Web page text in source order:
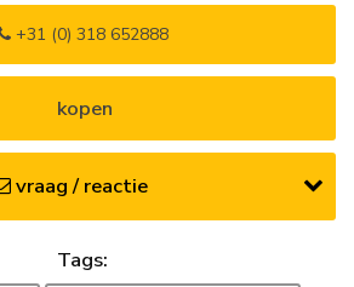
+31 (0) 318 652888
kopen
vraag / reactie
Tags: